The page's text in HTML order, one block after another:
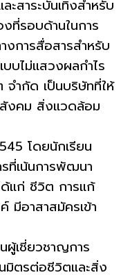
ะสาระบันเทิงสำหรับ
ที่รอบด้านในการ
งการสื่อสารสำหรับ
บไม่แสวงผลกำไร
จำกัด เป็นบริษัทที่ให้
สังคม สิ่งแวดล้อม
โดยนักเรียน
ที่เน้นการพัฒนา
แก่ ชีวิต การแก้
มีอาสาสมัครเข้า
ผู้เชี่ยวชาญการ
มิตรต่อชีวิตและสิ่ง